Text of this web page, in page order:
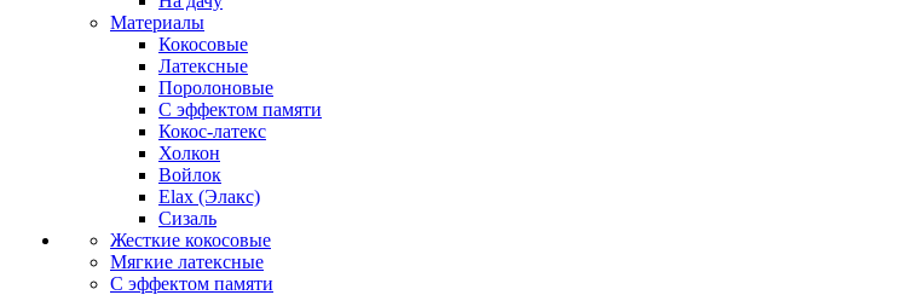
Материалы
Кокосовые
Латексные
Поролоновые
С эффектом памяти
Кокос-латекс
Холкон
Войлок
Elax (Элакс)
Сизаль
Жесткие кокосовые
Мягкие латексные
С эффектом памяти